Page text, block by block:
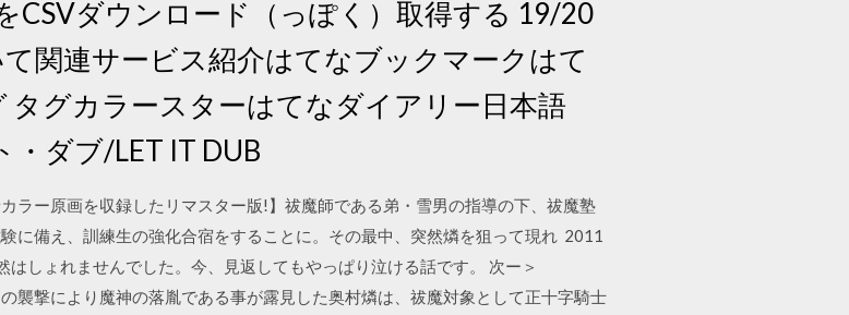
CSVダウンロード（っぽく）取得する 19/20
関連サービス紹介はてなブックマークはて
グカラースターはてなダイアリー日本語
・ダブ/LET IT DUB
ラー原画を収録したリマスター版!】祓魔師である弟・雪男の指導の下、祓魔塾
に備え、訓練生の強化合宿をすることに。その最中、突然燐を狙って現れ 2011
しょれませんでした。今、見返してもやっぱり泣ける話です。 次ー＞
襲撃により魔神の落胤である事が露見した奥村燐は、祓魔対象として正十字騎士